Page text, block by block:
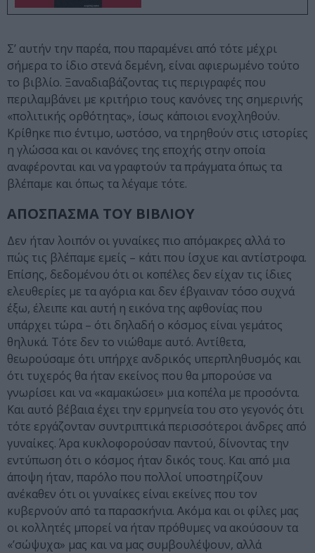
Σ’ αυτήν την παρέα, που παραμένει από τότε μέχρι
σήμερα το ίδιο στενά δεμένη, είναι αφιερωμένο τούτο
το βιβλίο. Ξαναδιαβάζοντας τις περιγραφές που
περιλαμβάνει με κριτήριο τους κανόνες της σημερινής
«πολιτικής ορθότητας», ίσως κάποιοι ενοχληθούν.
Κρίθηκε πιο έντιμο, ωστόσο, να τηρηθούν στις ιστορίες
η γλώσσα και οι κανόνες της εποχής στην οποία
αναφέρονται και να γραφτούν τα πράγματα όπως τα
βλέπαμε και όπως τα λέγαμε τότε.
ΑΠΟΣΠΑΣΜΑ ΤΟΥ ΒΙΒΛΙΟΥ
Δεν ήταν λοιπόν οι γυναίκες πιο απόμακρες αλλά το
πώς τις βλέπαμε εμείς – κάτι που ίσχυε και αντίστροφα.
Επίσης, δεδομένου ότι οι κοπέλες δεν είχαν τις ίδιες
ελευθερίες με τα αγόρια και δεν έβγαιναν τόσο συχνά
έξω, έλειπε και αυτή η εικόνα της αφθονίας που
υπάρχει τώρα – ότι δηλαδή ο κόσμος είναι γεμάτος
θηλυκά. Τότε δεν το νιώθαμε αυτό. Αντίθετα,
θεωρούσαμε ότι υπήρχε ανδρικός υπερπληθυσμός και
ότι τυχερός θα ήταν εκείνος που θα μπορούσε να
γνωρίσει και να «καμακώσει» μια κοπέλα με προσόντα.
Και αυτό βέβαια έχει την ερμηνεία του στο γεγονός ότι
τότε εργάζονταν συντριπτικά περισσότεροι άνδρες από
γυναίκες. Άρα κυκλοφορούσαν παντού, δίνοντας την
εντύπωση ότι ο κόσμος ήταν δικός τους. Και από μια
άποψη ήταν, παρόλο που πολλοί υποστηρίζουν
ανέκαθεν ότι οι γυναίκες είναι εκείνες που τον
κυβερνούν από τα παρασκήνια. Ακόμα και οι φίλες μας
οι κολλητές μπορεί να ήταν πρόθυμες να ακούσουν τα
«’σώψυχα» μας και να μας συμβουλέψουν, αλλά